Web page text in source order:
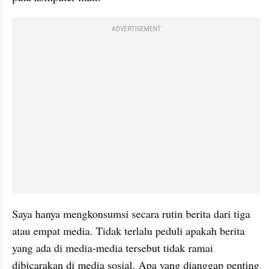
ADVERTISEMENT
Saya hanya mengkonsumsi secara rutin berita dari tiga
atau empat media. Tidak terlalu peduli apakah berita
yang ada di media-media tersebut tidak ramai
dibicarakan di media sosial. Apa yang dianggap penting